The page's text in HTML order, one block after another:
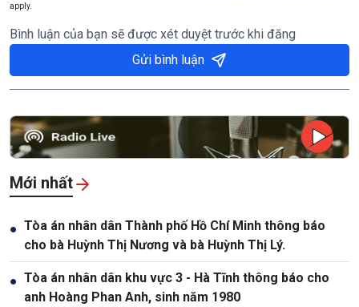
apply.
Bình luận của bạn sẽ được xét duyệt trước khi đăng
Gửi bình luận
Mới nhất
● Tòa án nhân dân Thành phố Hồ Chí Minh thông báo
cho bà Huỳnh Thị Nương và bà Huỳnh Thị Lý.
● Tòa án nhân dân khu vực 3 - Hà Tĩnh thông báo cho
anh Hoàng Phan Anh, sinh năm 1980